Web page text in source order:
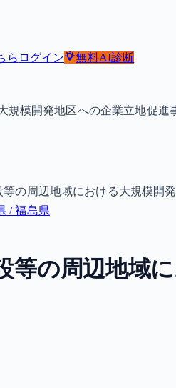
ら ログイン 無料AI診断
規模開発地区への企業立地促進
の周辺地域における大規模開
/ 福島県
等の周辺地域